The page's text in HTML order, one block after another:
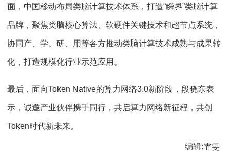
面 ，中国移动布局类脑计算技术体系，打造“瞬界”类脑计算
品牌，聚焦类脑核心算法、软硬件关键技术和超节点系统，
协同产、学、研、用等各方推动类脑计算技术成熟与成果转
化，打造规模化行业示范应用。
最后，面向Token Native的算力网络3.0新阶段，段晓东表
示，诚邀产业伙伴携手同行，共启算力网络新征程，共创
Token时代新未来。
编辑:霏雯